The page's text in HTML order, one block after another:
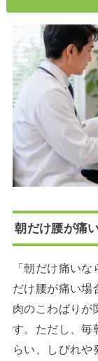
朝だけ腰が痛
「朝だけ痛い
だけ腰が痛い場
肉のこわばりが
す。ただし、毎
らい、しびれや